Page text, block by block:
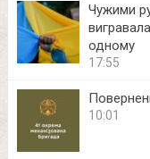
Чужими
одному
17:55
10:01